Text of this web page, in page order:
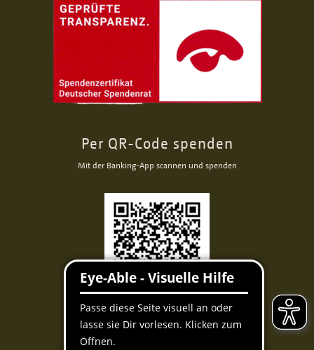
Per QR-Code spenden
Mit der Banking-App scannen und spenden
FacebookInstagramYoutube